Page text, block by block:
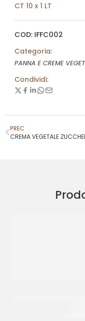
CT 10 x 1 LT
COD: IFFC002
Categoria:
PANNA E CREME
Condividi:
PREC